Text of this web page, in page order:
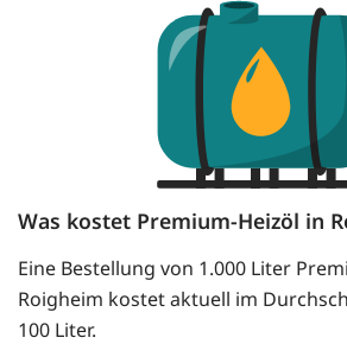
Was kostet Premium-Heizöl in
Eine Bestellung von 1.000 Liter
Roigheim kostet aktuell im
100 Liter.